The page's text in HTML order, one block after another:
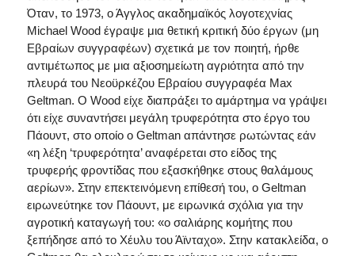
Όταν, το 1973, ο Άγγλος ακαδημαϊκός λογοτεχνίας
Michael Wood έγραψε μια θετική κριτική δύο έργων (μη
Εβραίων συγγραφέων) σχετικά με τον ποιητή, ήρθε
αντιμέτωπος με μια αξιοσημείωτη αγριότητα από την
πλευρά του Νεοϋρκέζου Εβραίου συγγραφέα Max
Geltman. Ο Wood είχε διαπράξει το αμάρτημα να γράψει
ότι είχε συναντήσει μεγάλη τρυφερότητα στο έργο του
Πάουντ, στο οποίο ο Geltman απάντησε ρωτώντας εάν
«η λέξη ‘τρυφερότητα’ αναφέρεται στο είδος της
τρυφερής φροντίδας που εξασκήθηκε στους θαλάμους
αερίων». Στην επεκτεινόμενη επίθεσή του, ο Geltman
ειρωνεύτηκε τον Πάουντ, με ειρωνικά σχόλια για την
αγροτική καταγωγή του: «ο σαλιάρης κομήτης που
ξεπήδησε από το Χέυλυ του Άϊνταχο». Στην κατακλείδα, ο